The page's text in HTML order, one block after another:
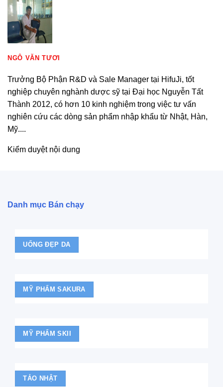
phẩm
này
có
nhiều
biến
Các
tùy
chọn
có
thể
được
phẩm
NGÔ VĂN TƯƠI
Trưởng Bộ Phận R&D và Sale Manager tại HifuJi, tốt
nghiệp chuyên nghành dược sỹ tại Đại học Nguyễn Tất
Thành 2012, có hơn 10 kinh nghiệm trong việc tư vấn
nghiên cứu các dòng sản phẩm nhập khẩu từ Nhật, Hàn,
Mỹ....
Kiểm duyệt nội dung
Danh mục Bán chạy
UỐNG ĐẸP DA
MỸ PHẨM SAKURA
MỸ PHẨM SKII
TẢO NHẬT